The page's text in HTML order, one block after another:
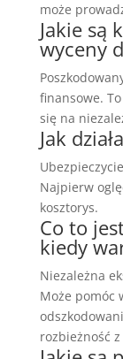
może
Jakie są
wyceny
finansowe.
się na
Jak
Najpierw
kosztorys.
Co to
kiedy
Niezależna
Może pomóc
rozbieżność